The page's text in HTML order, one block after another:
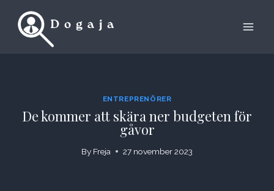
ENTREPRENÖRER
De kommer att skära ner budgeten för
gåvor
By Freja 27 november 2023